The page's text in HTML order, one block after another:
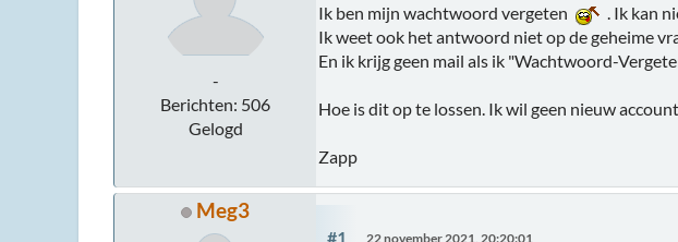
-
Berichten: 506
Gelogd
Ik ben mijn wachtwoord vergeten
. Ik kan
Ik weet ook het antwoord niet op de geheime
En ik krijg geen mail als ik "Wachtwoord-
Hoe is dit op te lossen. Ik wil geen nieuw
Zapp
Meg3
#1 22 november 2021, 20:20:01